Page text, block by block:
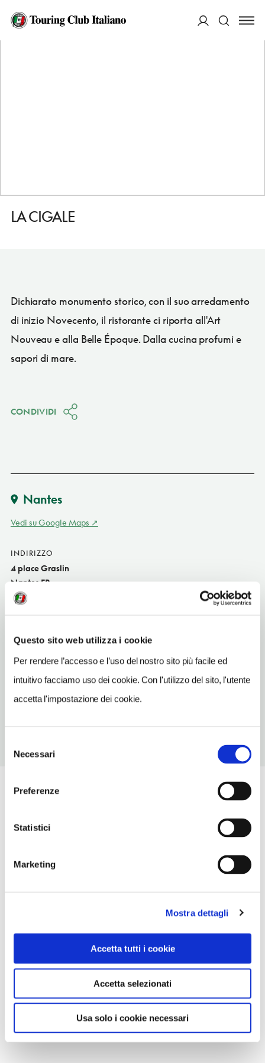
Questo sito web utilizza i cookie
Per rendere l’accesso e l’uso del nostro sito più facile ed
intuitivo facciamo uso dei cookie. Con l'utilizzo del sito, l'utente
accetta l'impostazione dei cookie.
delNecessari
Preferenze
Statistici
Marketing
Mostra dettagli
Accetta tutti i cookie
Accetta selezionati
Usa solo i cookie necessari
HOME
LA CIGALE
Dichiarato monumento storico, con il suo arredamento
di inizio Novecento, il ristorante ci riporta all'Art
Nouveau e alla Belle Époque. Dalla cucina profumi e
sapori di mare.
CONDIVIDI
Nantes
Vedi su Google Maps
INDIRIZZO
4 place Graslin
Nantes FR
SITO WEB
TELEFONO
251849494
TIPO DI CUCINA
di pesc